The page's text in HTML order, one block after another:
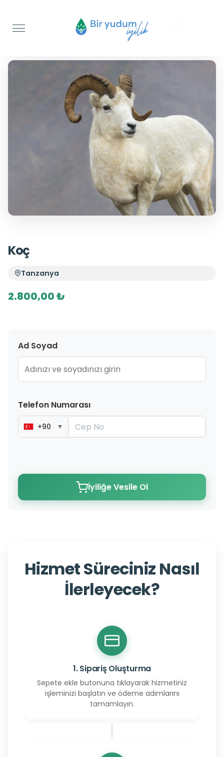
Akika Kurbanı
Koç
Tanzanya
2.800,00 ₺
Ad Soyad
Telefon Numarası
+90 ▼
İyiliğe Vesile Ol
Hizmet Süreciniz Nasıl
İlerleyecek?
1. Sipariş Oluşturma
Sepete ekle butonuna tıklayarak hizmetiniz
işleminizi başlatın ve ödeme adımlarını
tamamlayın.